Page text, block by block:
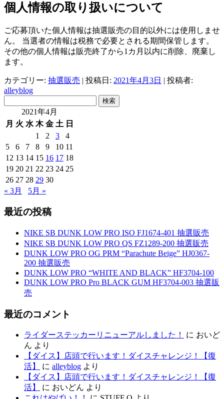
個人情報の取り扱いについて
ご応募頂いた個人情報は抽選販売の目的以外には使用しませ
ん。 当選者の情報は税務で必要とされる期間保管します。
その他の個人情報は販売終了から1カ月以内に削除、廃棄し
ます。
カテゴリー: 抽選販売 | 投稿日: 2021年4月3日 | 投稿者:
alleyblog
2021年4月
月 火 水 木 金 土 日
1
2 3
4
5
6 7 8 9 10 11
12 13 14 15 16 17 18
19 20 21 22 23 24 25
26 27 28 29 30
« 3月
5月 »
最近の投稿
NIKE SB DUNK LOW PRO ISO FJ1674-401 抽選販売
NIKE SB DUNK LOW PRO QS FZ1289-200 抽選販売
DUNK LOW PRO OG PRM “Parachute Beige” HJ0367-
200 抽選販売
DUNK LOW PRO “WHITE AND BLACK” HF3704-100
DUNK LOW PRO Pro BLACK GUM HF3704-003 抽選販
売
最近のコメント
ライダーステッカーリニューアルしました！ に おいど
ん より
【ダイス】店頭で行います！ダイスチャレンジ！【復
活】
に alleyblog より
【ダイス】店頭で行います！ダイスチャレンジ！【復
活】
に おいどん より